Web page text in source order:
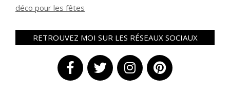
déco pour les fêtes
RETROUVEZ MOI SUR LES RÉSEAUX SOCIAUX